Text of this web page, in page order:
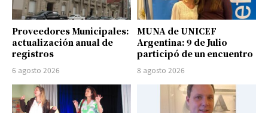
Proveedores Municipales:
actualización anual de
registros
6 agosto 2026
MUNA de UNICEF
Argentina: 9 de Julio
participó de un encuentro
8 agosto 2026